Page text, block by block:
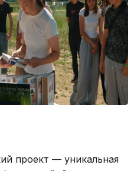
проект — уникальная